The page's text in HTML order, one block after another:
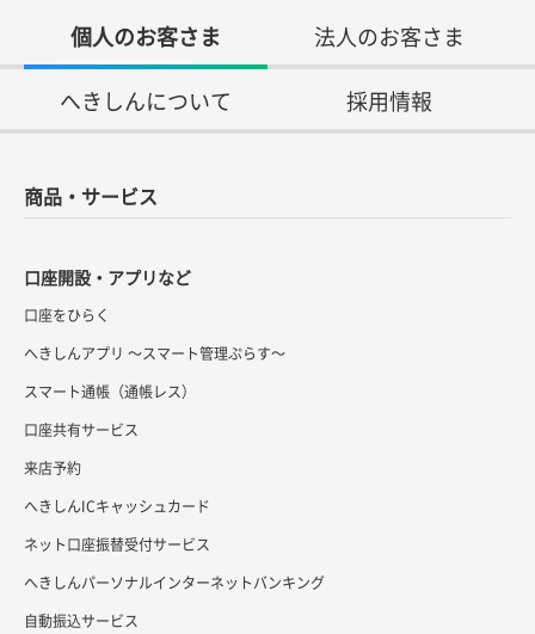
個人のお客さま
法人のお客さま
へきしんについて
採用情報
商品・サービス
口座開設・アプリなど
口座をひらく
へきしんアプリ ～スマート管理ぷらす～
スマート通帳（通帳レス）
口座共有サービス
来店予約
へきしんICキャッシュカード
ネット口座振替受付サービス
へきしんパーソナルインターネットバンキング
自動振込サービス